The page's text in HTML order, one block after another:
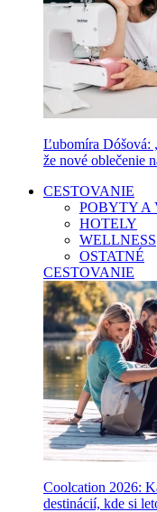
Ľubomíra Dóšová:
že nové oblečenie
CESTOVANIE
POBYTY A
HOTELY
WELLNESS
OSTATNÉ
CESTOVANIE
Coolcation 2026:
destinácií, kde si